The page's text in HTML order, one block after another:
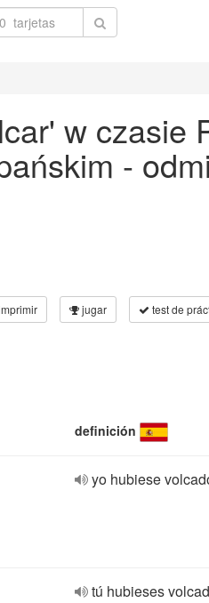
w czasie
-
jugar test de
definición
yo hubiese
tú hubieses